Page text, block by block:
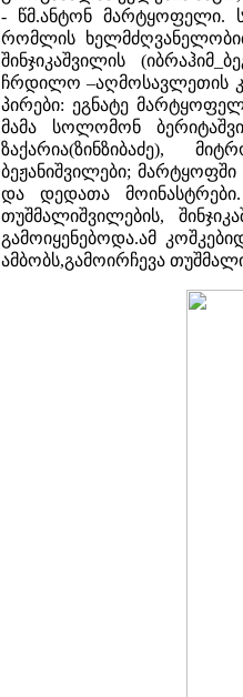
- წმ.ანტონ მარტყოფელი.
რომლის
შინჯიკაშვილის
ჩრდილო –აღმოსავლეთის
პირები: ეგნატე
მამა სოლომონ
ზაქარია(ზინზიბაძე),
ბეჟანიშვილები;
და დედათა
თუშმალიშვილების,
გამოიყენებოდა.ამ
ამბობს,გამოირჩევა